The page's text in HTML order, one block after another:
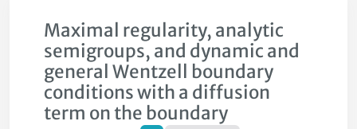
Maximal regularity, analytic
semigroups, and dynamic and
general Wentzell boundary
conditions with a diffusion
term on the boundary